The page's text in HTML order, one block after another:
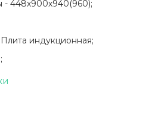
- 448х900х940(960);
Плита индукционная;